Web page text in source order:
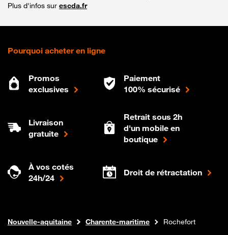
Plus d'infos sur escda.fr
Pourquoi acheter en ligne
Promos
exclusives
Paiement
100% sécurisé
Livraison
gratuite
Retrait sous 2h
d'un mobile en
boutique
À vos cotés
24h/24
Droit de rétractation
Boutique Orange
Internet fibre
Nouvelle-aquitaine Charente-maritime Rochefort